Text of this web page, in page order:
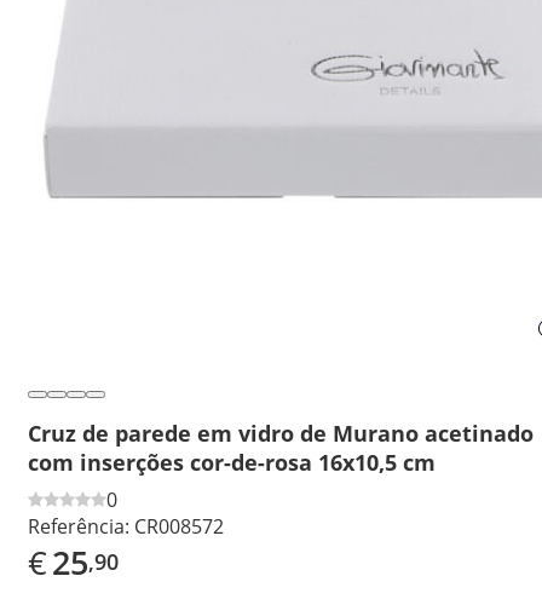
Cruz de parede em vidro de Murano acetinado
com inserções cor-de-rosa 16x10,5 cm
0
Referência: CR008572
€25,90